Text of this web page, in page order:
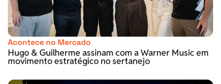
Acontece no Mercado
Hugo & Guilherme assinam com a Warner Music em
movimento estratégico no sertanejo